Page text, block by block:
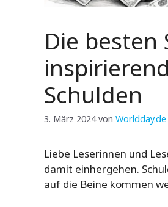
Die besten
Schulden
3. März 2024 von Worldday.de
Liebe Leserinnen und
damit einhergehen.
auf die Beine kommen